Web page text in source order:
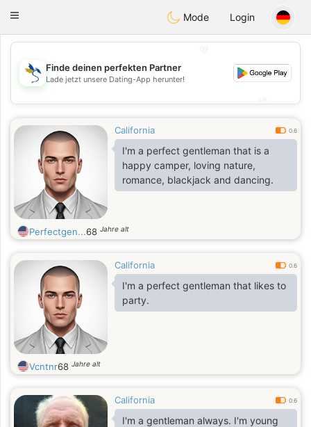
SvenskaDating
Toggle
Mode Login
💖
💕
Finde deinen perfekten Partner
Lade jetzt unsere Dating-App herunter!
California 0.6
I'm a perfect gentleman that is a
happy camper, loving nature,
romance, blackjack and dancing.
Perfectgen...68 Jahre alt
California 0.6
I'm a perfect gentleman that likes to
party.
Vcntnr68 Jahre alt
California 0.6
I'm a gentleman always. I'm young